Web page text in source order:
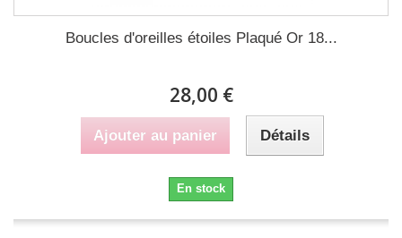
Boucles d'oreilles étoiles Plaqué Or 18...
28,00 €
Ajouter au panier Détails
En stock